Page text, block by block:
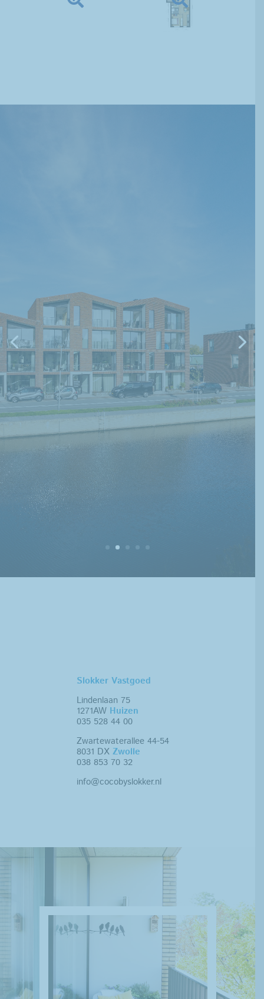
Veel keuzevrijheid
Architect: BDG Architecten, Zwolle
Slokker Vastgoed
Lindenlaan 75
1271AW Huizen
035 528 44 00
Zwartewaterallee 44-54
8031 DX Zwolle
038 853 70 32
info@cocobyslokker.nl